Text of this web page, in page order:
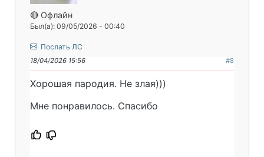
🔴 Офлайн
Был(а): 09/05/2026 - 00:40
Послать ЛС
18/04/2026 15:56 #8
Хорошая пародия. Не злая)))
Мне понравилось. Спасибо